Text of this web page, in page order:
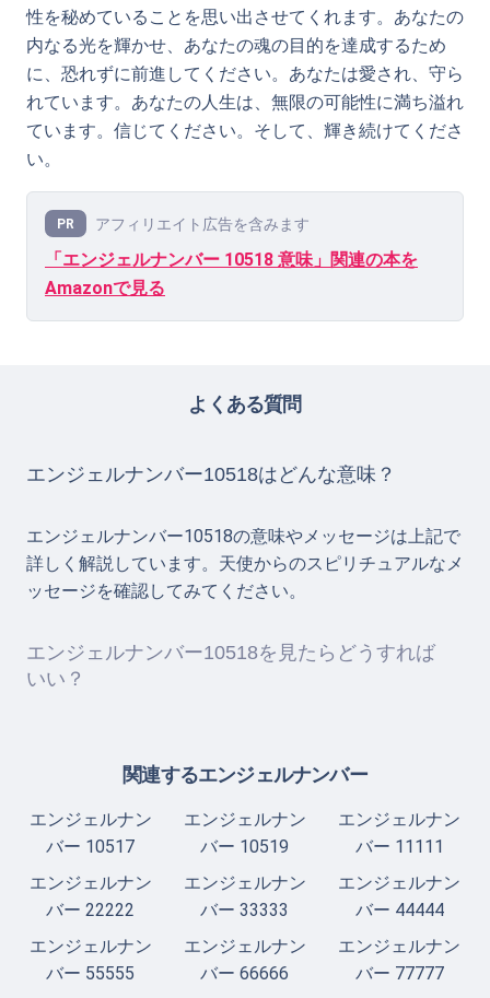
性を秘めていることを思い出させてくれます。あなたの
内なる光を輝かせ、あなたの魂の目的を達成するため
に、恐れずに前進してください。あなたは愛され、守ら
れています。あなたの人生は、無限の可能性に満ち溢れ
ています。信じてください。そして、輝き続けてくださ
い。
PR アフィリエイト広告を含みます
「エンジェルナンバー 10518 意味」関連の本を
Amazonで見る
よくある質問
エンジェルナンバー10518はどんな意味？
エンジェルナンバー10518の意味やメッセージは上記で
詳しく解説しています。天使からのスピリチュアルなメ
ッセージを確認してみてください。
エンジェルナンバー10518を見たらどうすれば
いい？
関連するエンジェルナンバー
エンジェルナン
バー 10517
エンジェルナン
バー 10519
エンジェルナン
バー 11111
エンジェルナン
バー 22222
エンジェルナン
バー 33333
エンジェルナン
バー 44444
エンジェルナン
バー 55555
エンジェルナン
バー 66666
エンジェルナン
バー 77777